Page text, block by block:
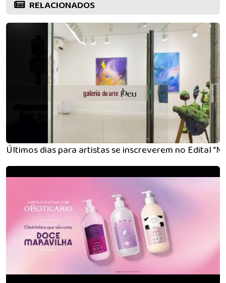
RELACIONADOS
Últimos dias para artistas se inscreverem no Edital